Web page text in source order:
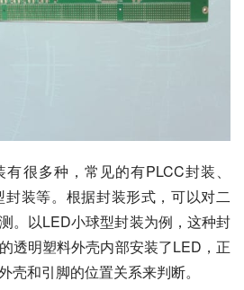
很多种，常见的有PLCC封装、
装等。根据封装形式，可以对二
。以LED小球型封装为例，这种封
透明塑料外壳内部安装了LED，正
壳和引脚的位置关系来判断。